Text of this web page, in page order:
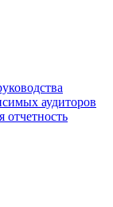
аудиторов
отчетность